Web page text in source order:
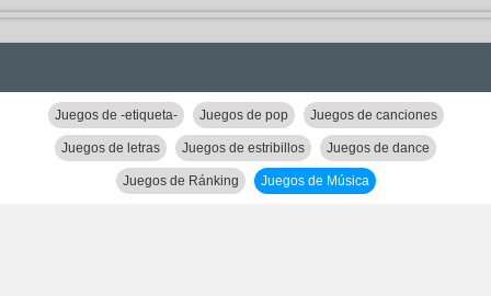
Juegos de -etiqueta- Juegos de pop Juegos de canciones
Juegos de letras Juegos de estribillos Juegos de dance
Juegos de Ránking Juegos de Música